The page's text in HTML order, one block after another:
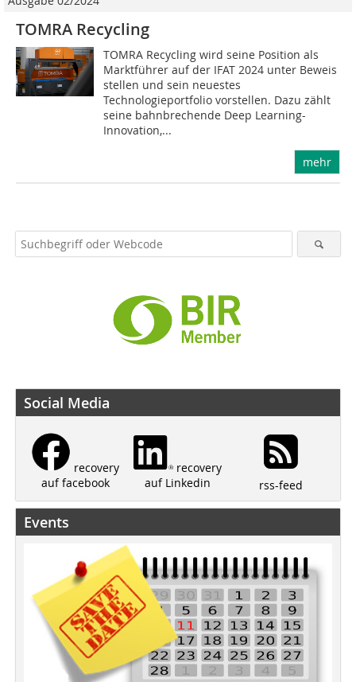
TOMRA Recycling
TOMRA Recycling wird seine Position als
Marktführer auf der IFAT 2024 unter Beweis
stellen und sein neuestes
Technologieportfolio vorstellen. Dazu zählt
seine bahnbrechende Deep Learning-
Innovation,...
mehr
Social Media
recovery
auf facebook
recovery
auf Linkedin
rss-feed
Events